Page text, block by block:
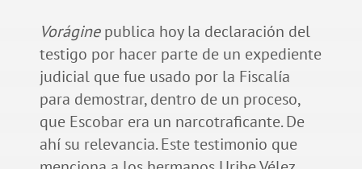
Voráginepublica hoy la declaración del
testigo por hacer parte de un expediente
judicial que fue usado por la Fiscalía
para demostrar, dentro de un proceso,
que Escobar era un narcotraficante. De
ahí su relevancia. Este testimonio que